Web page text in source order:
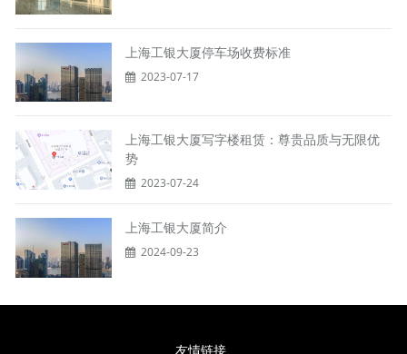
上海工银大厦停车场收费标准
2023-07-17
上海工银大厦写字楼租赁：尊贵品质与无限优
势
2023-07-24
上海工银大厦简介
2024-09-23
友情链接